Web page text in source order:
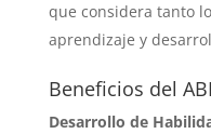
que considera tanto
aprendizaje y
Beneficios del
Desarrollo de